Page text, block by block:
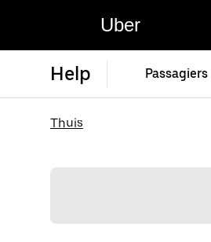
Uber
Help Passagiers
Thuis